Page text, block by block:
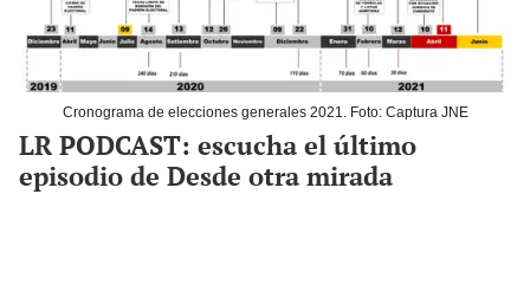
Cronograma de elecciones generales 2021. Foto: Captura JNE
LR PODCAST: escucha el último
episodio de Desde otra mirada